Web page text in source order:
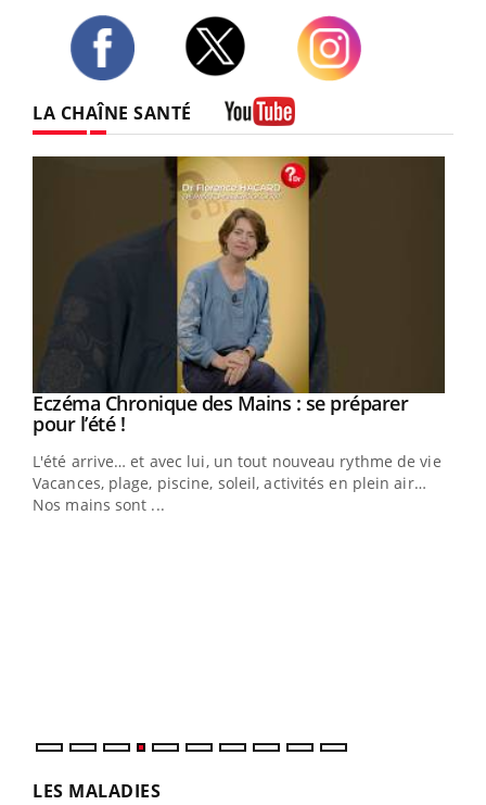
LA CHAÎNE SANTÉ
Youtube
Eczéma Chronique des Mains : se préparer
pour l’été !Youtube
L'été arrive… et avec lui, un tout nouveau rythme de vie !
Vacances, plage, piscine, soleil, activités en plein air…
Nos mains sont ...
LES MALADIES